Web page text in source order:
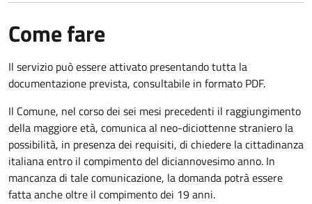
Come fare
Il servizio può essere attivato presentando tutta la
documentazione prevista, consultabile in formato PDF.
Il Comune, nel corso dei sei mesi precedenti il raggiungimento
della maggiore età, comunica al neo-diciottenne straniero la
possibilità, in presenza dei requisiti, di chiedere la cittadinanza
italiana entro il compimento del diciannovesimo anno. In
mancanza di tale comunicazione, la domanda potrà essere
fatta anche oltre il compimento dei 19 anni.